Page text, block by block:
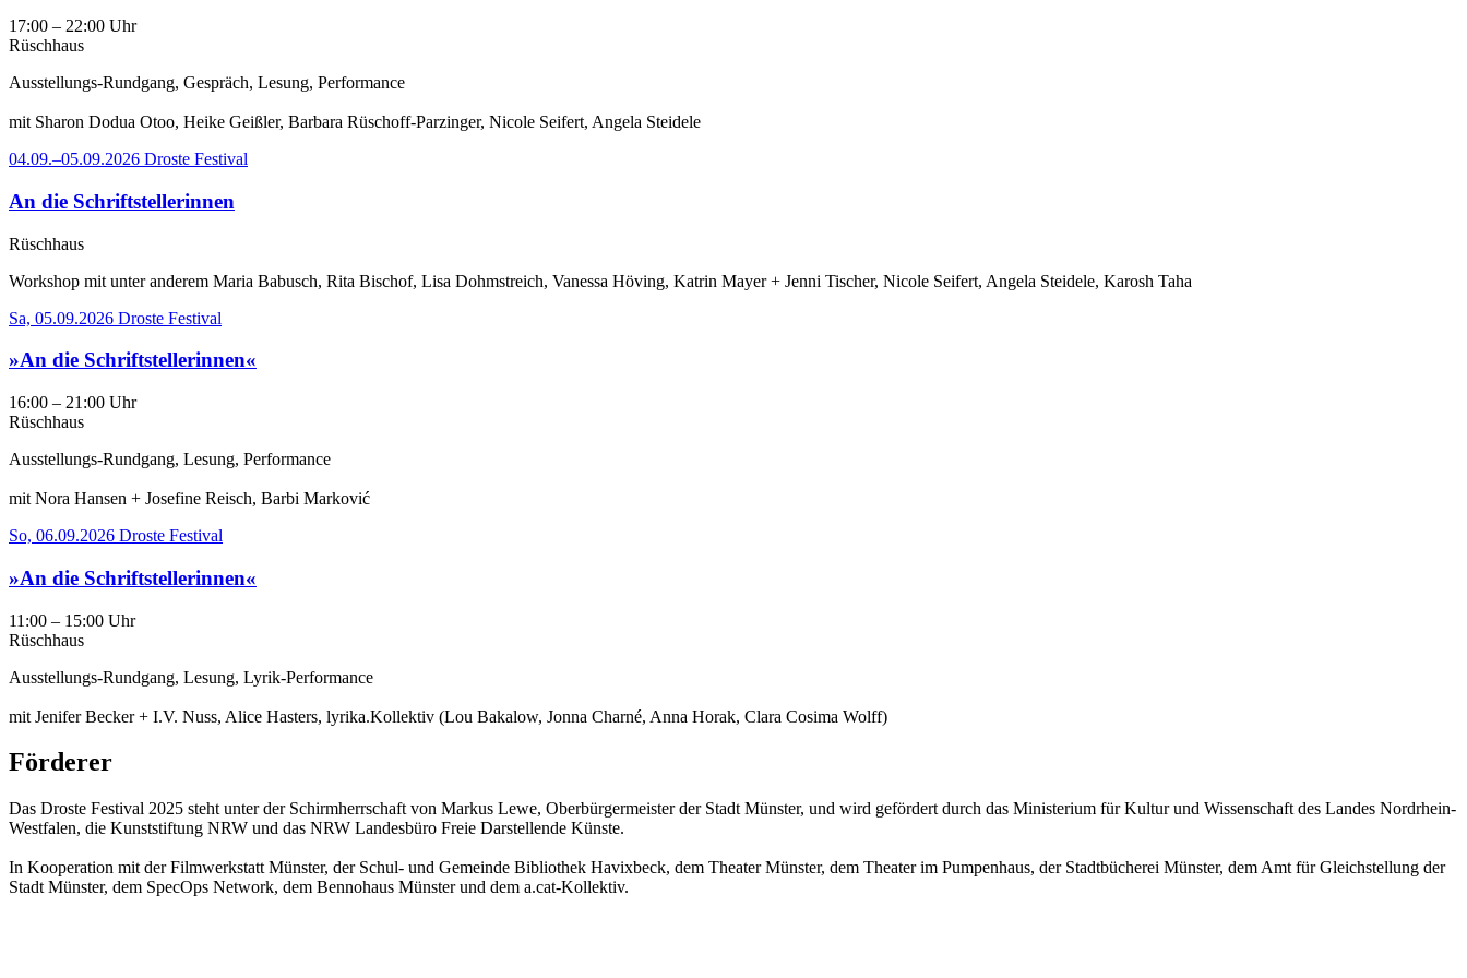
17:00 – 22:00 Uhr
Rüschhaus
Ausstellungs-Rundgang, Gespräch, Lesung, Performance
mit Sharon Dodua Otoo, Heike Geißler, Barbara Rüschoff-Parzinger, Nicole Seifert, Angela Steidele
04.09.–05.09.2026 Droste Festival
An die Schriftstellerinnen
Rüschhaus
Workshop mit unter anderem Maria Babusch, Rita Bischof, Lisa Dohmstreich, Vanessa Höving, Katrin Mayer + Jenni Tischer, Nicole Seifert, Angela Steidele, Karosh Taha
Sa, 05.09.2026 Droste Festival
»An die Schriftstellerinnen«
16:00 – 21:00 Uhr
Rüschhaus
Ausstellungs-Rundgang, Lesung, Performance
mit Nora Hansen + Josefine Reisch, Barbi Marković
So, 06.09.2026 Droste Festival
»An die Schriftstellerinnen«
11:00 – 15:00 Uhr
Rüschhaus
Ausstellungs-Rundgang, Lesung, Lyrik-Performance
mit Jenifer Becker + I.V. Nuss, Alice Hasters, lyrika.Kollektiv (Lou Bakalow, Jonna Charné, Anna Horak, Clara Cosima Wolff)
Förderer
Das Droste Festival 2025 steht unter der Schirmherrschaft von Markus Lewe, Oberbürgermeister der Stadt Münster, und wird gefördert durch das Ministerium für Kultur und Wissenschaft des Landes Nordrhein-
Westfalen, die Kunststiftung NRW und das NRW Landesbüro Freie Darstellende Künste.
In Kooperation mit der Filmwerkstatt Münster, der Schul- und Gemeinde Bibliothek Havixbeck, dem Theater Münster, dem Theater im Pumpenhaus, der Stadtbücherei Münster, dem Amt für Gleichstellung der
Stadt Münster, dem SpecOps Network, dem Bennohaus Münster und dem a.cat-Kollektiv.